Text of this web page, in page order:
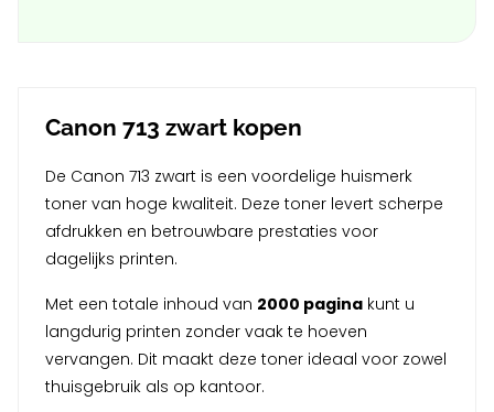
Canon 713 zwart kopen
De Canon 713 zwart is een voordelige huismerk
toner van hoge kwaliteit. Deze toner levert scherpe
afdrukken en betrouwbare prestaties voor
dagelijks printen.
Met een totale inhoud van 2000 pagina kunt u
langdurig printen zonder vaak te hoeven
vervangen. Dit maakt deze toner ideaal voor zowel
thuisgebruik als op kantoor.